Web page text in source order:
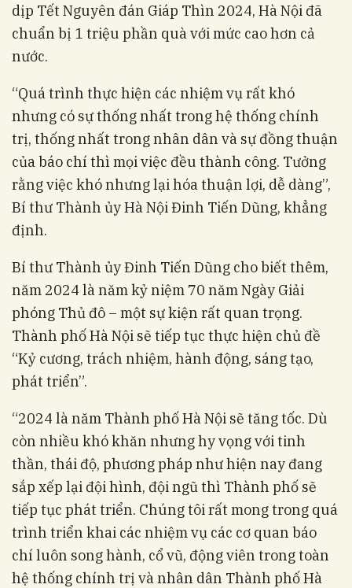
dịp Tết Nguyên đán Giáp Thìn 2024, Hà Nội đã
chuẩn bị 1 triệu phần quà với mức cao hơn cả
nước.
“Quá trình thực hiện các nhiệm vụ rất khó
nhưng có sự thống nhất trong hệ thống chính
trị, thống nhất trong nhân dân và sự đồng thuận
của báo chí thì mọi việc đều thành công. Tưởng
rằng việc khó nhưng lại hóa thuận lợi, dễ dàng”,
Bí thư Thành ủy Hà Nội Đinh Tiến Dũng, khẳng
định.
Bí thư Thành ủy Đinh Tiến Dũng cho biết thêm,
năm 2024 là năm kỷ niệm 70 năm Ngày Giải
phóng Thủ đô – một sự kiện rất quan trọng.
Thành phố Hà Nội sẽ tiếp tục thực hiện chủ đề
“Kỷ cương, trách nhiệm, hành động, sáng tạo,
phát triển”.
“2024 là năm Thành phố Hà Nội sẽ tăng tốc. Dù
còn nhiều khó khăn nhưng hy vọng với tinh
thần, thái độ, phương pháp như hiện nay đang
sắp xếp lại đội hình, đội ngũ thì Thành phố sẽ
tiếp tục phát triển. Chúng tôi rất mong trong quá
trình triển khai các nhiệm vụ các cơ quan báo
chí luôn song hành, cổ vũ, động viên trong toàn
hệ thống chính trị và nhân dân Thành phố Hà